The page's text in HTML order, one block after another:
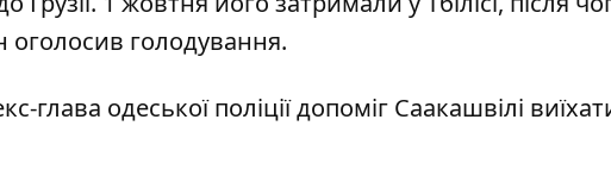
оголосив голодування.
глава одеської поліції допоміг Саакашвілі